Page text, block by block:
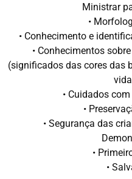
Ministrar
•
• Conhecimento e
• Conhecimentos
(significados das cores das
• Cuidados
•
• Segurança das
•
•